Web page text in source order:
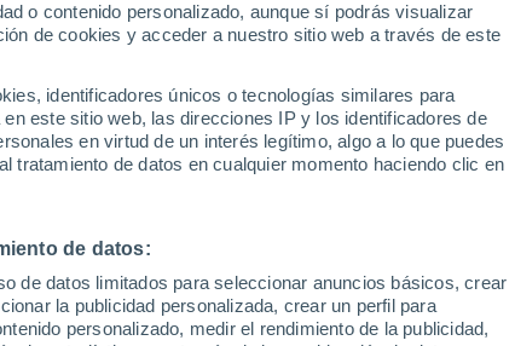
o contenido personalizado, aunque sí podrás visualizar
de cookies y acceder a nuestro sitio web a través de este
identificadores únicos o tecnologías similares para
este sitio web, las direcciones IP y los identificadores de
en virtud de un interés legítimo, algo a lo que puedes
tratamiento de datos en cualquier momento haciendo clic en
de datos:
de datos limitados para seleccionar anuncios básicos, crear
la publicidad personalizada, crear un perfil para
personalizado, medir el rendimiento de la publicidad,
29°
31°
30°
33°
33°
27°